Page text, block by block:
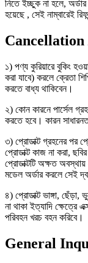
নিতে ইচ্ছুক না হলে, অর্ডার
হয়েছে , সেই নাম্বারেই
১) পণ্য কুরিয়ারে বুকিং
করা যাবে) করলে ক্রেতা
করতে বাধ্য থাকিবেন।
২) কোন কারনে পার্সেল
করতে হবে। কারন
৩) প্রোডাক্ট গ্রহনের পর
প্রোডাক্ট কাজ না করা,
প্রোডাক্টটি অক্ষত
মডেল অর্ডার করলে সেই
৪) প্রোডাক্ট ভাঙ্গা, ছেঁড়া,
না থাকা ইত্যাদি ক্ষেত্রে
পরিবহন খরচ বহন করিবে।
General